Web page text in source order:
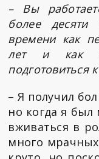
– Вы
более
времени как
лет и как
подготовиться
– Я получил
но когда я
вживаться в
много